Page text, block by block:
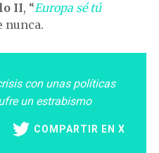
II, “Europa sé tú
nunca.
con unas políticas
un estrabismo
COMPARTIR EN X